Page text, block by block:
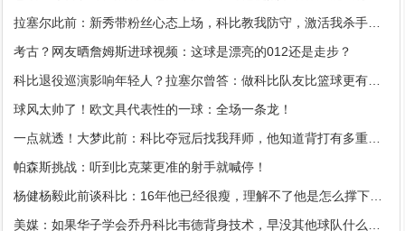
考古？网友晒詹姆斯进球视频：这球是漂亮的012还是走步？
球风太帅了！欧文具代表性的一球：全场一条龙！
帕森斯挑战：听到比克莱更准的射手就喊停！